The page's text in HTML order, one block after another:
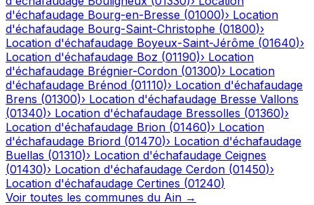
d'échafaudage Bourg-en-Bresse (01000)› Location
d'échafaudage Bourg-Saint-Christophe (01800)›
Location d'échafaudage Boyeux-Saint-Jérôme (01640)›
Location d'échafaudage Boz (01190)› Location
d'échafaudage Brégnier-Cordon (01300)› Location
d'échafaudage Brénod (01110)› Location d'échafaudage
Brens (01300)› Location d'échafaudage Bresse Vallons
(01340)› Location d'échafaudage Bressolles (01360)›
Location d'échafaudage Brion (01460)› Location
d'échafaudage Briord (01470)› Location d'échafaudage
Buellas (01310)› Location d'échafaudage Ceignes
(01430)› Location d'échafaudage Cerdon (01450)›
Location d'échafaudage Certines (01240)
Voir toutes les communes du Ain →